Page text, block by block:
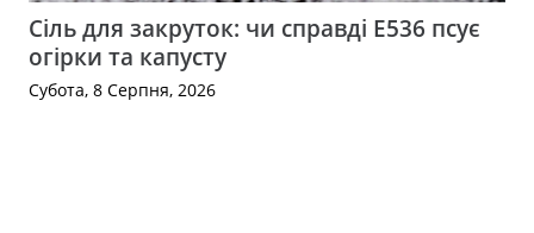
Сіль для закруток: чи справді Е536 псує
огірки та капусту
Субота, 8 Серпня, 2026